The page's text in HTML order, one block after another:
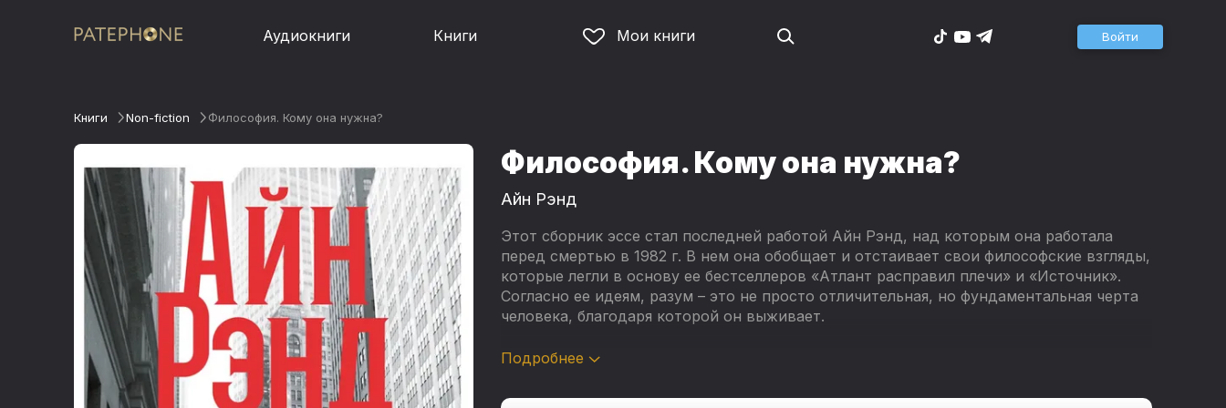
Аудиокниги Книги Мои книги Войти
Книги Non-fiction Философия. Кому она нужна?
Философия. Кому она нужна?
Айн Рэнд
Этот сборник эссе стал последней работой Айн Рэнд, над которым она работала
перед смертью в 1982 г. В нем она обобщает и отстаивает свои философские взгляды,
которые легли в основу ее бестселлеров «Атлант расправил плечи» и «Источник».
Согласно ее идеям, разум – это не просто отличительная, но фундаментальная черта
человека, благодаря которой он выживает.
Для Айн Рэнд философия – это сила, формирующая сознание и характер индивидов и
концепции или нет, а в том, какую принять для себя. Писательница критикует
Подробнее